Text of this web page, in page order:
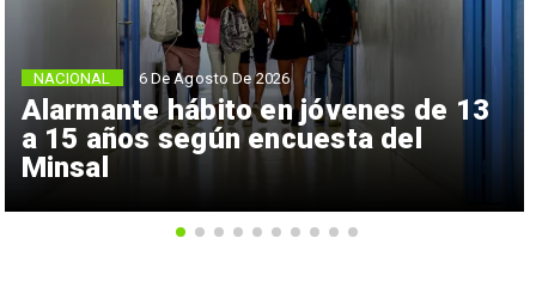
Alarmante hábito en jóvenes de 13
a 15 años según encuesta del
Minsal
NACIONAL 6 De Agosto De 2026